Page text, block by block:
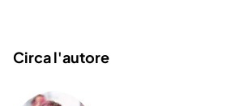
Circa l'autore